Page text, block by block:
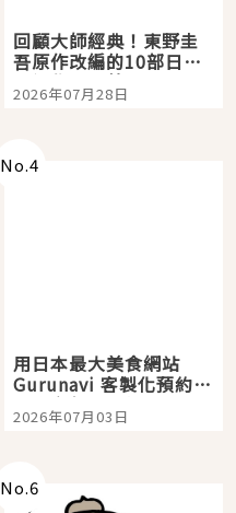
回顧大師經典！東野圭
吾原作改編的10部日本
影視作品推薦
2026年07月28日
No.4
用日本最大美食網站
Gurunavi 客製化預約九
大都市餐廳，打造專屬
美食體驗！
2026年07月03日
No.6